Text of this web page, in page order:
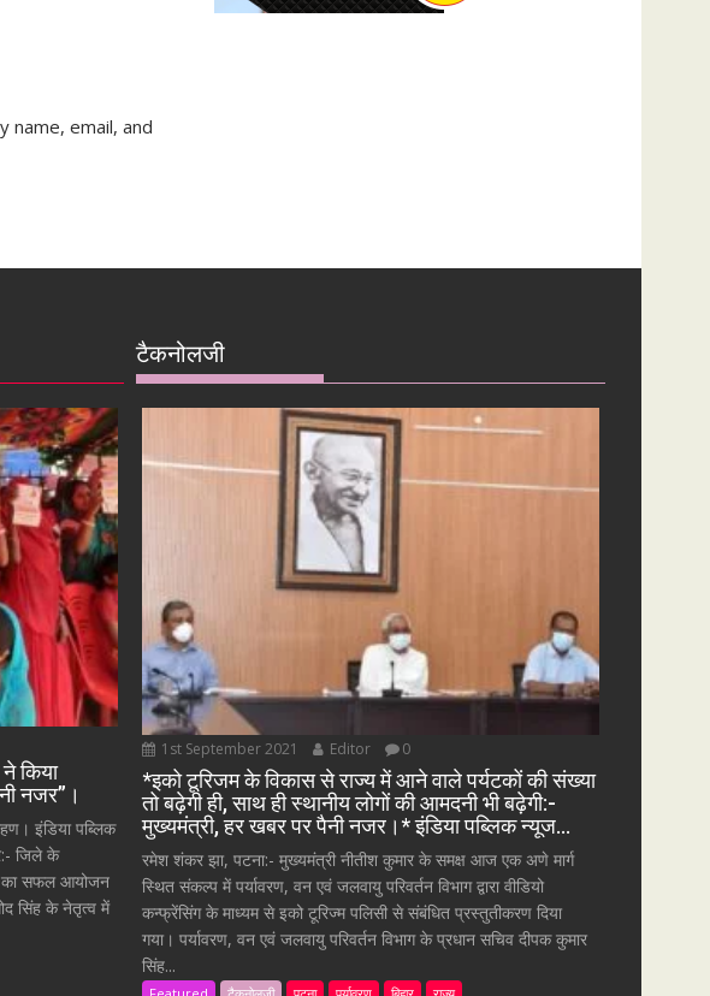
name, email, and
किया
नजर”।
इंडिया पब्लिक
जिले के
का सफल आयोजन
सिंह के नेतृत्व में
टैकनोलजी
1st September 2021 Editor 0
*इको टूरिजम के विकास से राज्य में आने वाले पर्यटकों की संख्या
तो बढ़ेगी ही, साथ ही स्थानीय लोगों की आमदनी भी बढ़ेगी:-
मुख्यमंत्री, हर खबर पर पैनी नजर।* इंडिया पब्लिक न्यूज…
रमेश शंकर झा, पटना:- मुख्यमंत्री नीतीश कुमार के समक्ष आज एक अणे मार्ग
स्थित संकल्प में पर्यावरण, वन एवं जलवायु परिवर्तन विभाग द्वारा वीडियो
कन्फ्रेंसिंग के माध्यम से इको टूरिज्म पलिसी से संबंधित प्रस्तुतीकरण दिया
गया। पर्यावरण, वन एवं जलवायु परिवर्तन विभाग के प्रधान सचिव दीपक कुमार
सिंह...